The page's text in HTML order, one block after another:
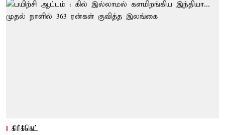
கிரிக்கெட்